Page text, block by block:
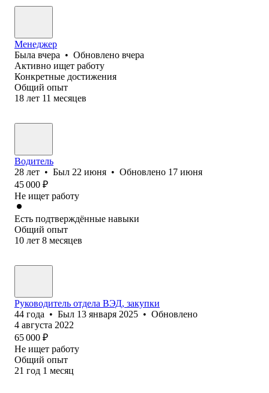
Менеджер
Была вчера • Обновлено вчера
Активно ищет работу
Конкретные достижения
Общий опыт
18 лет 11 месяцев
Водитель
28 лет • Был 22 июня • Обновлено 17 июня
45 000 ₽
Не ищет работу
Есть подтверждённые навыки
Общий опыт
10 лет 8 месяцев
Руководитель отдела ВЭД, закупки
44 года • Был 13 января 2025 • Обновлено
4 августа 2022
65 000 ₽
Не ищет работу
Общий опыт
21 год 1 месяц